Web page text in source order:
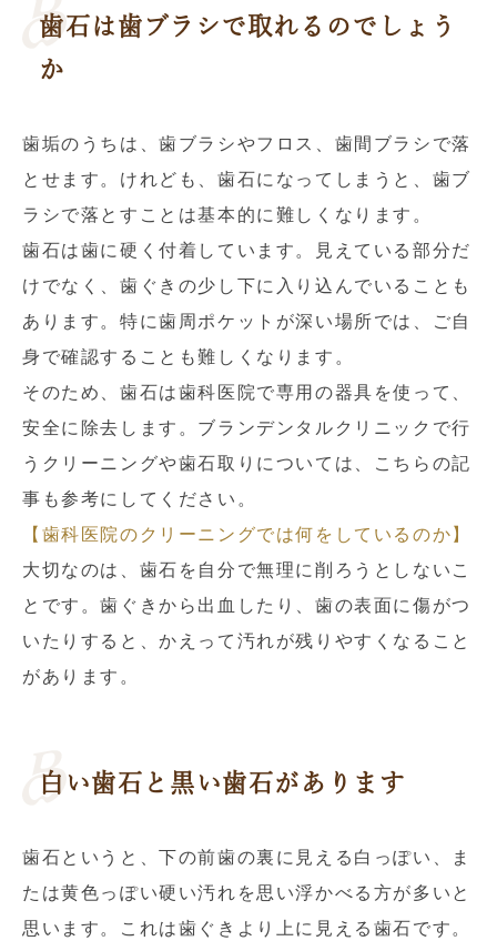
歯石は歯ブラシで取れるのでしょう
か
歯垢のうちは、歯ブラシやフロス、歯間ブラシで落
とせます。けれども、歯石になってしまうと、歯ブ
ラシで落とすことは基本的に難しくなります。
歯石は歯に硬く付着しています。見えている部分だ
けでなく、歯ぐきの少し下に入り込んでいることも
あります。特に歯周ポケットが深い場所では、ご自
身で確認することも難しくなります。
そのため、歯石は歯科医院で専用の器具を使って、
安全に除去します。ブランデンタルクリニックで行
うクリーニングや歯石取りについては、こちらの記
事も参考にしてください。
【歯科医院のクリーニングでは何をしているのか】
大切なのは、歯石を自分で無理に削ろうとしないこ
とです。歯ぐきから出血したり、歯の表面に傷がつ
いたりすると、かえって汚れが残りやすくなること
があります。
白い歯石と黒い歯石があります
歯石というと、下の前歯の裏に見える白っぽい、ま
たは黄色っぽい硬い汚れを思い浮かべる方が多いと
思います。これは歯ぐきより上に見える歯石です。